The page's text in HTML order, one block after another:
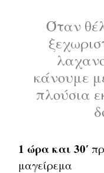
Όταν
κάνουμε
πλούσια
1 ώρα και 30′
μαγείρεμα